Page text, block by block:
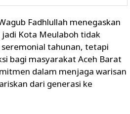
Fadhlullah menegaskan
Kota Meulaboh tidak
tahunan, tetapi
bagi masyarakat Aceh Barat
dalam menjaga warisan
dari generasi ke